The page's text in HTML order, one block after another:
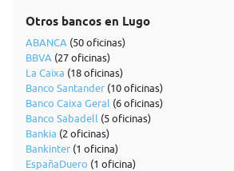
Otros bancos en Lugo
ABANCA (50 oficinas)
BBVA (27 oficinas)
La Caixa (18 oficinas)
Banco Santander (10 oficinas)
Banco Caixa Geral (6 oficinas)
Banco Sabadell (5 oficinas)
Bankia (2 oficinas)
Bankinter (1 oficina)
EspañaDuero (1 oficina)